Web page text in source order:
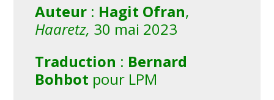
Auteur : Hagit Ofran,
Haaretz, 30 mai 2023
Traduction : Bernard
Bohbot pour LPM